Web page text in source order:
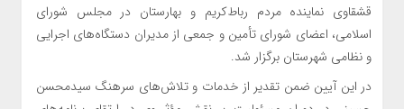
قشقاوی نماینده مردم رباط‌کریم و بهارستان در مجلس شورای
اسلامی، اعضای شورای تأمین و جمعی از مدیران دستگاه‌های اجرایی
و نظامی شهرستان برگزار شد.
️در این آیین ضمن تقدیر از خدمات و تلاش‌های سرهنگ سیدمحسن